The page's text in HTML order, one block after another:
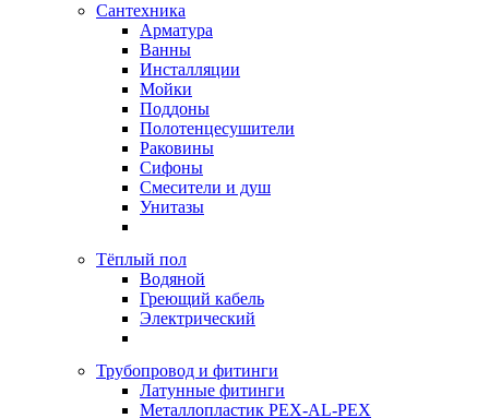
Сантехника
Арматура
Ванны
Инсталляции
Мойки
Поддоны
Полотенцесушители
Раковины
Сифоны
Смесители и душ
Унитазы
Тёплый пол
Водяной
Греющий кабель
Электрический
Трубопровод и фитинги
Латунные фитинги
Металлопластик PEX-AL-PEX